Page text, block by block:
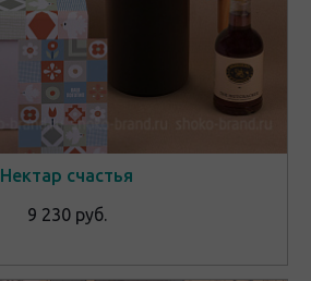
Нектар счастья
9 230 руб.